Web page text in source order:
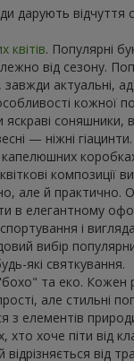
дарують відчуття
квітів. Популярні
від сезону.
завжди актуальні,
кожної
соняшники,
— ніжні гіацинти.
композиції
але й практично.
в елегантному
і
вибір
які святкування.
та еко. Кожен
але стильні
з елементів
хто хоче піти від
від